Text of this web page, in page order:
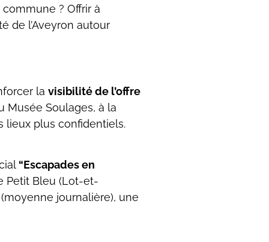
? Offrir à
de l’Aveyron autour
la visibilité de l’offre
Musée Soulages, à la
lieux plus confidentiels.
“Escapades en
Petit Bleu (Lot-et-
(moyenne journalière), une